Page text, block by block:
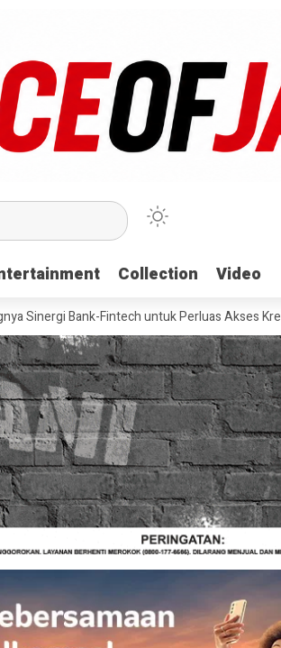
Collection Video
Collection Video
Bank-Fintech untuk Perluas Akses Kredit Nasional